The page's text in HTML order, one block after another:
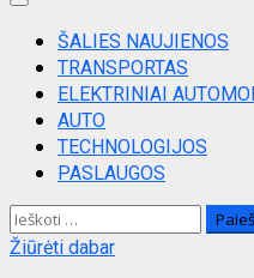
Primary
MenuŠALIES NAUJIENOS
TRANSPORTAS
ELEKTRINIAI
AUTO
TECHNOLOGIJOS
PASLAUGOS
Ieškoti:
Žiūrėti dabar